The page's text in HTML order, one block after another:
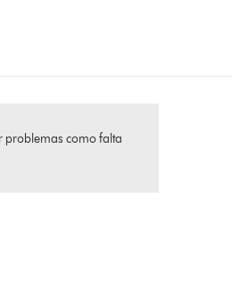
problemas como falta